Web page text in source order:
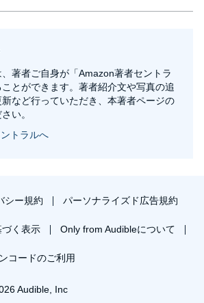
著者ご自身が「Amazon著者セントラ
とができます。著者紹介文や写真の追
など行っていただき、本著者ページの
い。
トラルへ
シー規約 パーソナライズド広告規約
く表示 Only from Audibleについて
コードのご利用
Audible, Inc